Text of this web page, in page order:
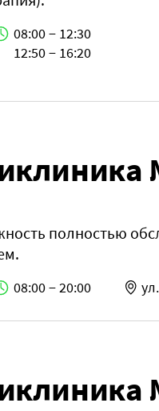
08:00 − 12:30
12:50 − 16:20
полностью
08:00 − 20:00